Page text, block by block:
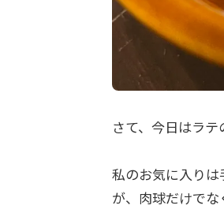
さて、今日はラテ
私のお気に入り
が、肉球だけでな